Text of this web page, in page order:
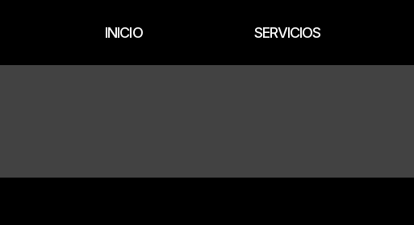
INICIO SERVICIOS